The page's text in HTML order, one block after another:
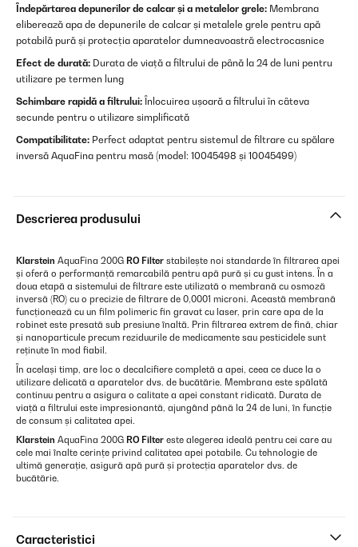
Îndepărtarea depunerilor de calcar și a metalelor grele: Membrana
eliberează apa de depunerile de calcar și metalele grele pentru apă
potabilă pură și protecția aparatelor dumneavoastră electrocasnice
Efect de durată: Durata de viață a filtrului de până la 24 de luni pentru
utilizare pe termen lung
Schimbare rapidă a filtrului: Înlocuirea ușoară a filtrului în câteva
secunde pentru o utilizare simplificată
Compatibilitate: Perfect adaptat pentru sistemul de filtrare cu spălare
inversă AquaFina pentru masă (model: 10045498 și 10045499)
Descrierea produsului
Klarstein AquaFina 200G RO Filter stabilește noi standarde în filtrarea apei
și oferă o performanță remarcabilă pentru apă pură și cu gust intens. În a
doua etapă a sistemului de filtrare este utilizată o membrană cu osmoză
inversă (RO) cu o precizie de filtrare de 0,0001 microni. Această membrană
funcționează cu un film polimeric fin gravat cu laser, prin care apa de la
robinet este presată sub presiune înaltă. Prin filtrarea extrem de fină, chiar
și nanoparticule precum reziduurile de medicamente sau pesticidele sunt
reținute în mod fiabil.
În același timp, are loc o decalcifiere completă a apei, ceea ce duce la o
utilizare delicată a aparatelor dvs. de bucătărie. Membrana este spălată
continuu pentru a asigura o calitate a apei constant ridicată. Durata de
viață a filtrului este impresionantă, ajungând până la 24 de luni, în funcție
de consum și calitatea apei.
Klarstein AquaFina 200G RO Filter este alegerea ideală pentru cei care au
cele mai înalte cerințe privind calitatea apei potabile. Cu tehnologie de
ultimă generație, asigură apă pură și protecția aparatelor dvs. de
bucătărie.
Caracteristici